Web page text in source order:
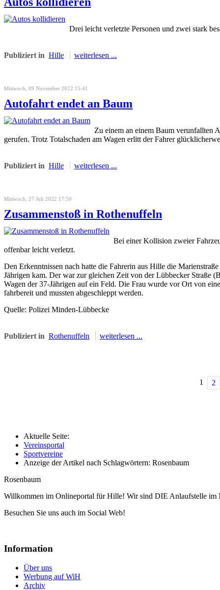
Drei leicht verletzte Personen und zwei stark
Publiziert in Hille weiterlesen ...
Mittwoch, 09 November 2022 15:41
Autofahrt endet an Baum
Zu einem an einem Baum verunfallten
gerufen. Trotz Totalschaden am Wagen erlitt der Fahrer
Publiziert in Hille weiterlesen ...
Mittwoch, 27 Juli 2022 17:50
Zusammenstoß in Rothenuffeln
Bei einer Kollision zweier
offenbar leicht verletzt.
Den Erkenntnissen nach hatte die Fahrerin aus Hille die
Jährigen kam. Der war zur gleichen Zeit von der Lübbecker Straße
Wagen der 37-Jährigen auf ein Feld. Die Frau wurde vor Ort von
fahrbereit und mussten abgeschleppt werden.
Quelle: Polizei Minden-Lübbecke
Publiziert in Rothenuffeln weiterlesen ...
1 2
Aktuelle Seite:
Vereinsportal
Sportvereine
Anzeige der Artikel nach Schlagwörtern: Rosenbaum
Rosenbaum
Willkommen im Onlineportal für Hille! Wir sind DIE Anlaufstelle im
Besuchen Sie uns auch im Social Web!
Information
Über uns
Werbung auf WiH
Archiv